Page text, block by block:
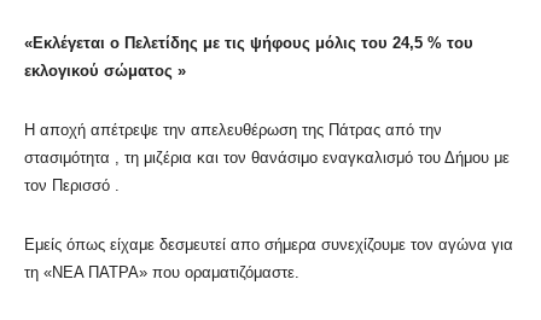
«Εκλέγεται ο Πελετίδης με τις ψήφους μόλις του 24,5 % του
εκλογικού σώματος »
Η αποχή απέτρεψε την απελευθέρωση της Πάτρας από την
στασιμότητα , τη μιζέρια και τον θανάσιμο εναγκαλισμό του Δήμου με
τον Περισσό .
Εμείς όπως είχαμε δεσμευτεί απο σήμερα συνεχίζουμε τον αγώνα για
τη «ΝΕΑ ΠΑΤΡΑ» που οραματιζόμαστε.